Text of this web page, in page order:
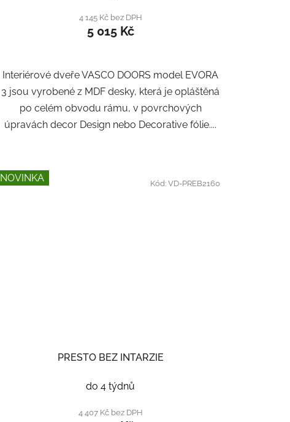
4 145 Kč bez DPH
5 015 Kč
Interiérové dveře VASCO DOORS model EVORA
3 jsou vyrobené z MDF desky, která je opláštěná
po celém obvodu rámu, v povrchových
úpravách decor Design nebo Decorative fólie....
NOVINKA
PRESTO BEZ INTARZIE
do 4 týdnů
4 407 Kč bez DPH
Kód:VD-PREB2160